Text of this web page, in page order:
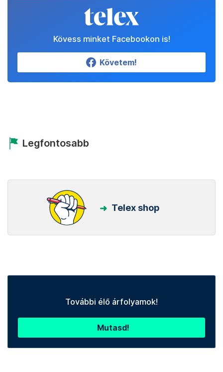
Kövess minket Facebookon is!
Követem!
Legfontosabb
Telex shop
További élő árfolyamok!
Mutasd!